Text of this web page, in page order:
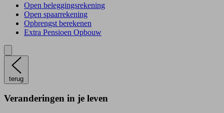
Open beleggingsrekening
Open spaarrekening
Opbrengst berekenen
Extra Pensioen Opbouw
terug
Veranderingen in je leven